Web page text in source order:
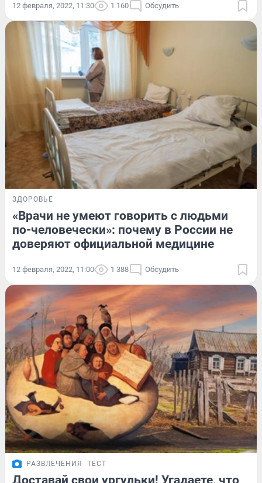
12 февраля, 2022, 11:30 1 160 Обсудить
ЗДОРОВЬЕ
«Врачи не умеют говорить с людьми
по-человечески»: почему в России не
доверяют официальной медицине
12 февраля, 2022, 11:00 1 388 Обсудить
РАЗВЛЕЧЕНИЯ ТЕСТ
Доставай свои ургульки! Угадаете, что